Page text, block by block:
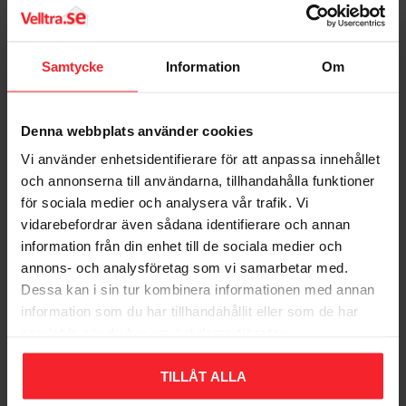
Samtycke Information Om
Denna webbplats använder cookies
Vi använder enhetsidentifierare för att anpassa innehållet
och annonserna till användarna, tillhandahålla funktioner
för sociala medier och analysera vår trafik. Vi
vidarebefordrar även sådana identifierare och annan
information från din enhet till de sociala medier och
annons- och analysföretag som vi samarbetar med.
Dessa kan i sin tur kombinera informationen med annan
information som du har tillhandahållit eller som de har
TILLÅT ALLA
Driftsstrømrelæ 1-
Polet 12VAC/DC 16AVXL
Eldon Installation
8713574169036
Driftsstrømrelæ 1-
Polet 230VAC 16AVXL
Eldon Installation